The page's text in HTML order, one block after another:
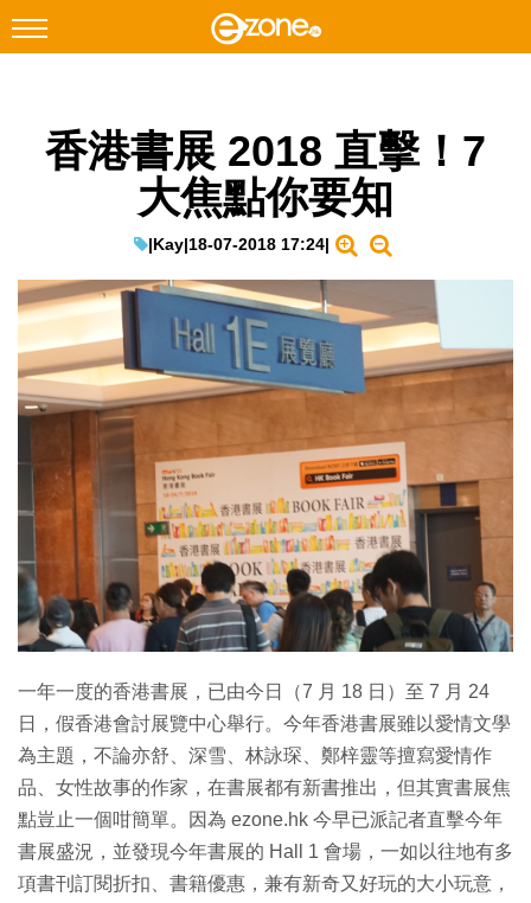
Facebook Instagram
遊戲動漫
教學評測
EduTech
IT Times
生成式AI與雲端應用
Enterprise Digital Transformation
特集
香港書展 2018 直擊！7
大焦點你要知
|Kay|18-07-2018 17:24|
一年一度的香港書展，已由今日（7 月 18 日）至 7 月 24
日，假香港會討展覽中心舉行。今年香港書展雖以愛情文學
為主題，不論亦舒、深雪、林詠琛、鄭梓靈等擅寫愛情作
品、女性故事的作家，在書展都有新書推出，但其實書展焦
點豈止一個咁簡單。因為 ezone.hk 今早已派記者直擊今年
書展盛況，並發現今年書展的 Hall 1 會場，一如以往地有多
項書刊訂閱折扣、書籍優惠，兼有新奇又好玩的大小玩意，